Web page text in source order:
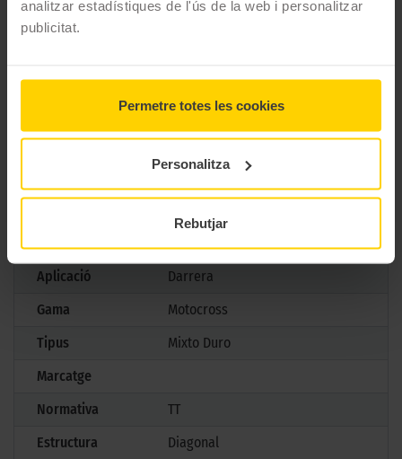
analitzar estadístiques de l'ús de la web i personalitzar
publicitat.
Permetre totes les cookies
Personalitza
Rebutjar
dimensions de rendiment i confiança en cada recorregut. Porta
la teva conducció al següent nivell i experimenta el poder de la
desafia els límits i conquista el camí cap a l'excel·lència!
Aplicació
Darrera
Gama
Motocross
Tipus
Mixto Duro
Marcatge
Normativa
TT
Estructura
Diagonal